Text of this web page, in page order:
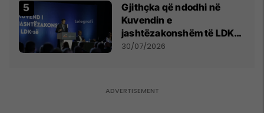
Gjithçka që ndodhi në
Kuvendin e
jashtëzakonshëm të LDK-
së
30/07/2026